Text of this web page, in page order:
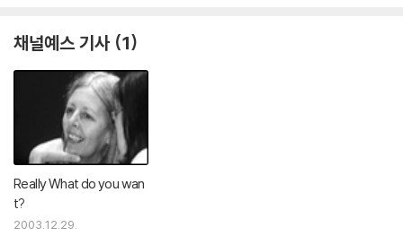
채널예스 기사 1
Really What do you wan
t?
2003.12.29.